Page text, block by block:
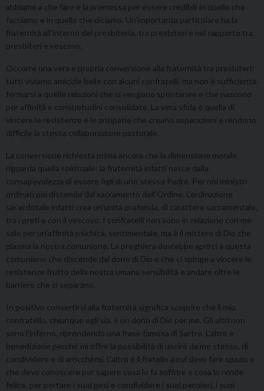
abbiamo a che fare è la premessa per essere credibili in quello che
facciamo e in quello che diciamo. Un’importanza particolare ha la
fraternità all’interno del presbiterio, tra presbiteri e nel rapporto tra
presbiteri e vescovo.
Occorre una vera e propria conversione alla fraternità tra presbiteri:
tutti viviamo amicizie belle con alcuni confratelli, ma non è sufficiente
fermarsi a quelle relazioni che ci vengono spontanee e che nascono
per affinità e consuetudini consolidate. La vera sfida è quella di
vincere le resistenze e le antipatie che creano separazioni e rendono
difficile la stessa collaborazione pastorale.
La conversione richiesta prima ancora che la dimensione morale
riguarda quella spirituale: la fraternità infatti nasce dalla
consapevolezza di essere figli di uno stesso Padre. Per noi ministri
ordinati poi discende dal sacramento dell’Ordine. L’ordinazione
sacerdotale infatti crea un’unità profonda, di carattere sacramentale,
tra i preti e con il vescovo. I confratelli non sono in relazione con me
solo per un’affinità psichica, sentimentale, ma è il mistero di Dio che
plasma la nostra comunione. La preghiera dovrebbe aprirci a questa
comunione che discende dal dono di Dio e che ci spinge a vincere le
resistenze frutto della nostra umana sensibilità e andare oltre le
barriere che ci separano.
In positivo convertirsi alla fraternità significa scoprire che il mio
confratello, chiunque egli sia, è un dono di Dio per me. Gli altri non
sono l’inferno, riprendendo una frase famosa di Sartre. L’altro è
benedizione perché mi offre la possibilità di uscire da me stesso, di
condividere e di arricchirmi. L’altro è il fratello a cui devo fare spazio e
che devo conoscere per sapere cosa lo fa soffrire e cosa lo rende
felice, per portare i suoi pesi e condividere i suoi pensieri, i suoi